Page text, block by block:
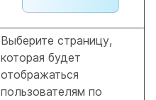
Выберите страницу,
которая будет
отображаться
пользователям по